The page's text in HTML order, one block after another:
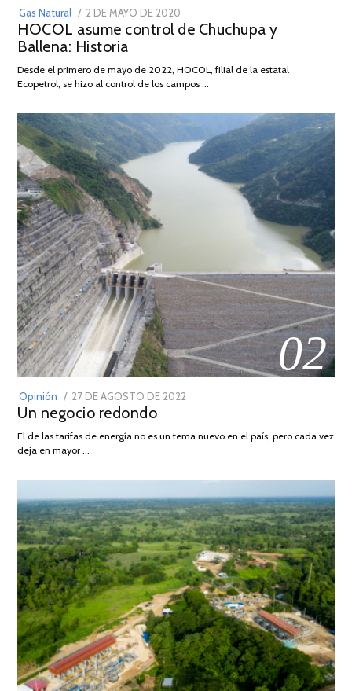
Gas Natural
POSTED
ON
2 DE MAYO DE 2020
DE
2026
HOCOL asume control de Chuchupa y
Ballena: Historia
Desde el primero de mayo de 2022, HOCOL, filial de la estatal
Ecopetrol, se hizo al control de los campos …
02
Opinión
POSTED
ON
27 DE AGOSTO DE 2022
DE
Un negocio redondo
El de las tarifas de energía no es un tema nuevo en el país, pero cada vez
deja en mayor …